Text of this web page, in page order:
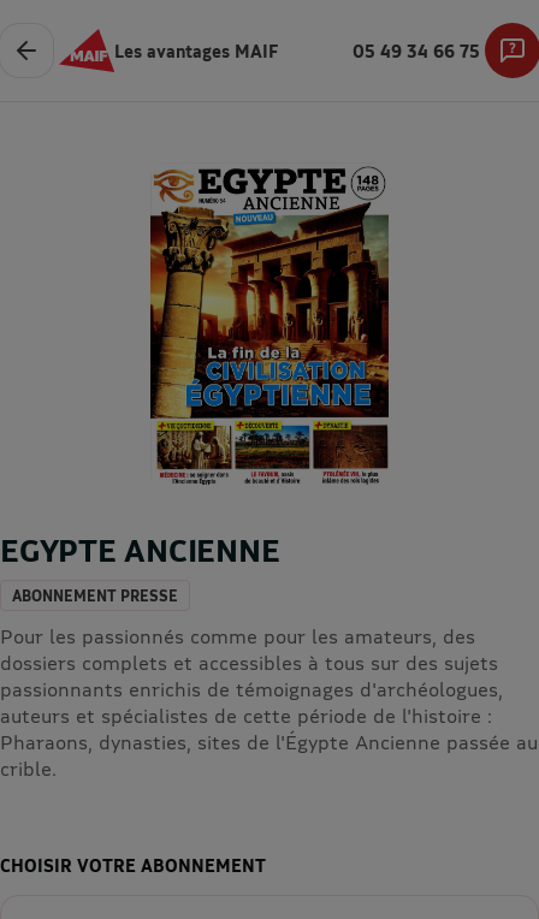
Les avantages MAIF 05 49 34 66 75
EGYPTE ANCIENNE
ABONNEMENT PRESSE
Pour les passionnés comme pour les amateurs, des
dossiers complets et accessibles à tous sur des sujets
passionnants enrichis de témoignages d'archéologues,
auteurs et spécialistes de cette période de l'histoire :
Pharaons, dynasties, sites de l'Égypte Ancienne passée au
crible.
CHOISIR VOTRE ABONNEMENT